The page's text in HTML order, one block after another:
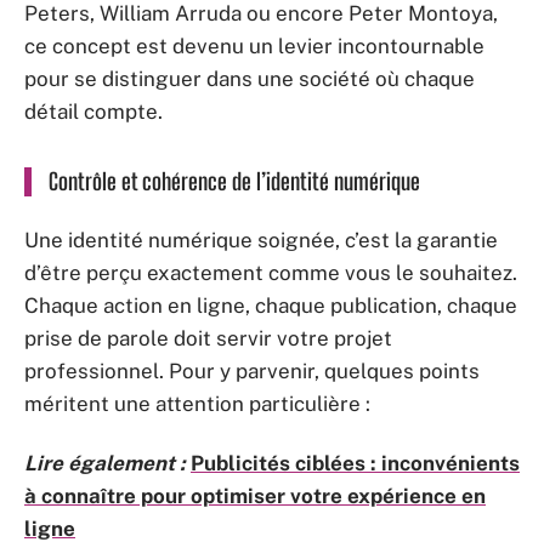
Peters, William Arruda ou encore Peter Montoya,
ce concept est devenu un levier incontournable
pour se distinguer dans une société où chaque
détail compte.
Contrôle et cohérence de l’identité numérique
Une identité numérique soignée, c’est la garantie
d’être perçu exactement comme vous le souhaitez.
Chaque action en ligne, chaque publication, chaque
prise de parole doit servir votre projet
professionnel. Pour y parvenir, quelques points
méritent une attention particulière :
Lire également : Publicités ciblées : inconvénients
à connaître pour optimiser votre expérience en
ligne